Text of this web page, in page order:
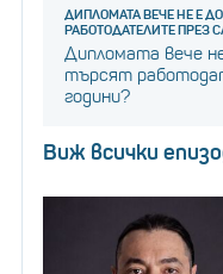
ДИПЛОМАТА ВЕЧЕ НЕ Е
РАБОТОДАТЕЛИТЕ ПРЕЗ
Дипломата вече
търсят
години?
Виж всички